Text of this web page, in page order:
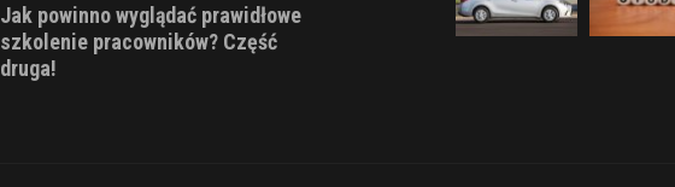
Jak powinno wyglądać prawidłowe
szkolenie pracowników? Część
druga!